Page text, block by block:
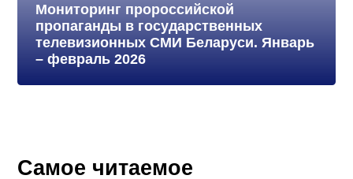
Мониторинг пророссийской
пропаганды в государственных
телевизионных СМИ Беларуси. Январь
– февраль 2026
Самое читаемое